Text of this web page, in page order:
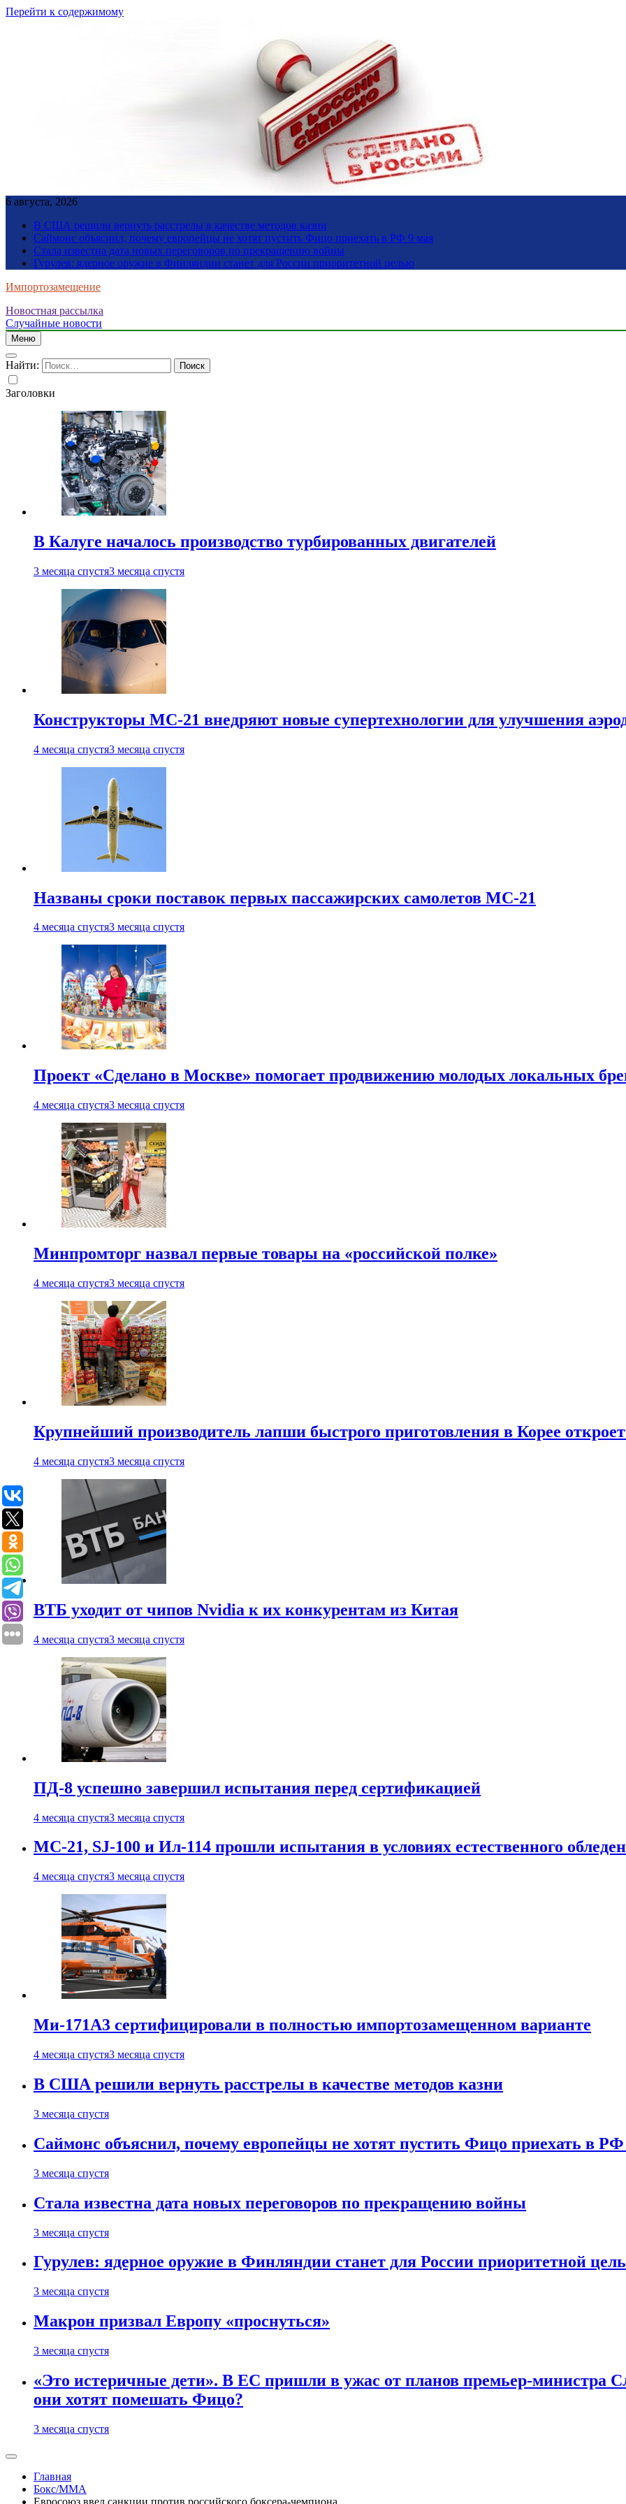
Перейти к содержимому
6 августа, 2026
В США решили вернуть расстрелы в качестве методов казни
Саймонс объяснил, почему европейцы не хотят пустить Фицо приехать в РФ 9 мая
Стала известна дата новых переговоров по прекращению войны
Гурулев: ядерное оружие в Финляндии станет для России приоритетной целью
Импортозамещение
Новостная рассылка
Случайные новости
Меню
Найти:
Заголовки
В Калуге началось производство турбированных двигателей
3 месяца спустя3 месяца спустя
Конструкторы МС-21 внедряют новые супертехнологии для улучшения
4 месяца спустя3 месяца спустя
Названы сроки поставок первых пассажирских самолетов МС-21
4 месяца спустя3 месяца спустя
Проект «Сделано в Москве» помогает продвижению молодых локальных
4 месяца спустя3 месяца спустя
Минпромторг назвал первые товары на «российской полке»
4 месяца спустя3 месяца спустя
Крупнейший производитель лапши быстрого приготовления в Корее
4 месяца спустя3 месяца спустя
ВТБ уходит от чипов Nvidia к их конкурентам из Китая
4 месяца спустя3 месяца спустя
ПД-8 успешно завершил испытания перед сертификацией
4 месяца спустя3 месяца спустя
МС-21, SJ-100 и Ил-114 прошли испытания в условиях естественного
4 месяца спустя3 месяца спустя
Ми-171А3 сертифицировали в полностью импортозамещенном варианте
4 месяца спустя3 месяца спустя
В США решили вернуть расстрелы в качестве методов казни
3 месяца спустя
Саймонс объяснил, почему европейцы не хотят пустить Фицо приехать в
3 месяца спустя
Стала известна дата новых переговоров по прекращению войны
3 месяца спустя
Гурулев: ядерное оружие в Финляндии станет для России приоритетной
3 месяца спустя
Макрон призвал Европу «проснуться»
3 месяца спустя
«Это истеричные дети». В ЕС пришли в ужас от планов премьер-министра
они хотят помешать Фицо?
3 месяца спустя
Главная
Бокс/MMA
Евросоюз ввел санкции против российского боксера-чемпиона